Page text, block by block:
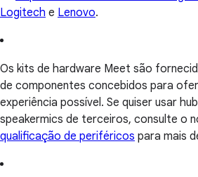
Logitech e Lenovo.
Os kits de hardware Meet são
de componentes concebidos para
experiência possível. Se quiser usar
speakermics de terceiros, consulte o
qualificação de periféricos para mais